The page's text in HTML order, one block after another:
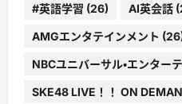
#英語学習 (26) AI英会話
AMGエンタテインメント
NBCユニバーサル・エンター
SKE48 LIVE！！ ON